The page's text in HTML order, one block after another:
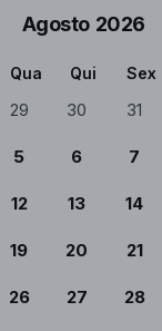
Agosto 2026
Qua Qui Sex
29 30 31
5 6 7
12 13 14
19 20 21
26 27 28